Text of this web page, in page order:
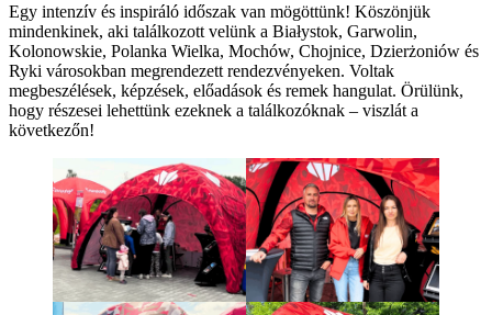
Egy intenzív és inspiráló időszak van mögöttünk! Köszönjük
mindenkinek, aki találkozott velünk a Białystok, Garwolin,
Kolonowskie, Polanka Wielka, Mochów, Chojnice, Dzierżoniów és
Ryki városokban megrendezett rendezvényeken. Voltak
megbeszélések, képzések, előadások és remek hangulat. Örülünk,
hogy részesei lehettünk ezeknek a találkozóknak – viszlát a
következőn!